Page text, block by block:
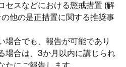
セスなどにおける懲戒措置 (解
他の是正措置に関する推奨事
場合でも、報告が可能であり
場合は、3か月以内に講じられ